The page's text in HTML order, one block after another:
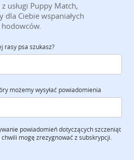
usługi Puppy Match,
dla Ciebie wspaniałych
hodowców.
rasy psa szukasz?
możemy wysyłać powiadomienia
powiadomień dotyczących szczeniąt
mogę zrezygnować z subskrypcji.